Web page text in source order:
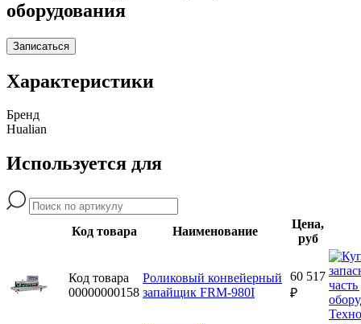
оборудования
Записаться
Характеристики
Бренд
Hualian
Используется для
Код товара Наименование
Цена,
руб
Код товара
00000000158
Роликовый конвейерный
запайщик FRM-980I
60 517
₽